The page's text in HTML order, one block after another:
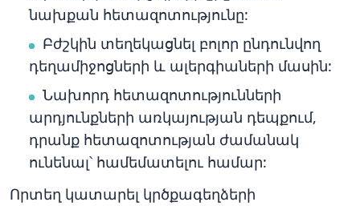
նախքան հետազոտությունը:
Բժշկին տեղեկացնել բոլոր ընդունվող
դեղամիջոցների և ալերգիաների մասին:
Նախորդ հետազոտությունների
արդյունքների առկայության դեպքում,
դրանք հետազոտության ժամանակ
ունենալ՝ համեմատելու համար:
Որտեղ կատարել կրծքագեղձերի